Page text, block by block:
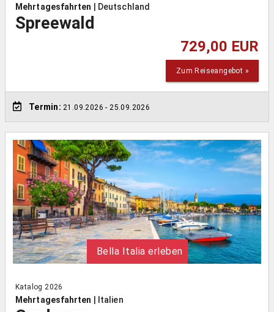
Mehrtagesfahrten Deutschland
Spreewald
729,00 EUR
Zum Reiseangebot »
Termin: 21.09.2026- 25.09.2026
Bella Italia erleben
Katalog 2026
Mehrtagesfahrten Italien